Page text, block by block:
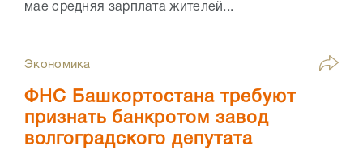
мае средняя зарплата жителей...
Экономика
ФНС Башкортостана требуют
признать банкротом завод
волгоградского депутата